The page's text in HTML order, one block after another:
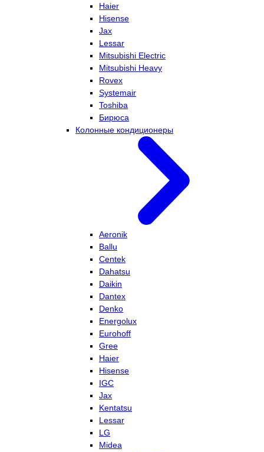
Haier
Hisense
Jax
Lessar
Mitsubishi Electric
Mitsubishi Heavy
Rovex
Systemair
Toshiba
Бирюса
Колонные кондиционеры
Aeronik
Ballu
Centek
Dahatsu
Daikin
Dantex
Denko
Energolux
Eurohoff
Gree
Haier
Hisense
IGC
Jax
Kentatsu
Lessar
LG
Midea